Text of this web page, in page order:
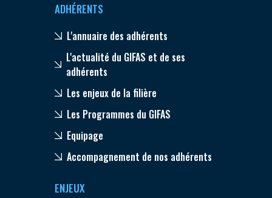
ADHÉRENTS
L'annuaire des adhérents
L'actualité du GIFAS et de ses
adhérents
Les enjeux de la filière
Les Programmes du GIFAS
Equipage
Accompagnement de nos adhérents
ENJEUX